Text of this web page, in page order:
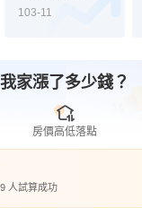
103-11
我家漲了多少錢？
房價高低落點
人試算成功